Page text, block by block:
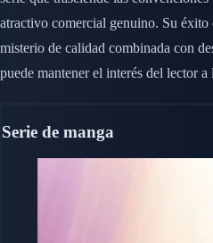
atractivo comercial genuino. Su éxito
misterio de calidad combinada con
puede mantener el interés del lector
Serie de manga